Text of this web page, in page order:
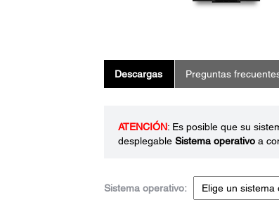
Descargas Preguntas
ATENCIÓN: Es posible que su
desplegable Sistema operativoa
Sistema operativo: